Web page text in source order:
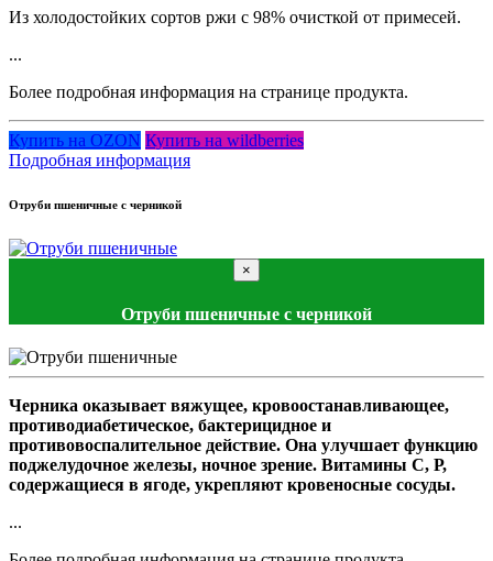
Из холодостойких сортов ржи с 98% очисткой от примесей.
...
Более подробная информация на странице продукта.
Купить на OZON Купить на wildberries
Подробная информация
Отруби пшеничные с черникой
×
Отруби пшеничные с черникой
Черника оказывает вяжущее, кровоостанавливающее,
противодиабетическое, бактерицидное и
противовоспалительное действие. Она улучшает функцию
поджелудочное железы, ночное зрение. Витамины С, Р,
содержащиеся в ягоде, укрепляют кровеносные сосуды.
...